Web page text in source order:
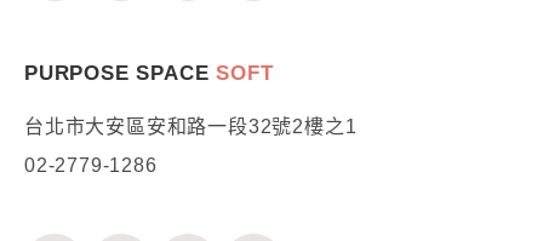
PURPOSE SPACESOFT
台北市大安區安和路一段32號2樓之1
02-2779-1286